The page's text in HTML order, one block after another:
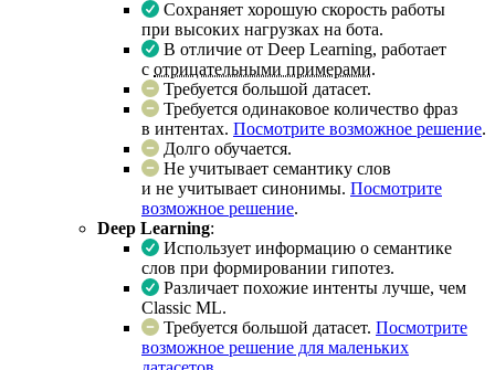
Сохраняет хорошую скорость работы
при высоких нагрузках на бота.
В отличие от Deep Learning, работает
с отрицательными примерами.
Требуется большой датасет.
Требуется одинаковое количество фраз
в интентах. Посмотрите возможное решение.
Долго обучается.
Не учитывает семантику слов
и не учитывает синонимы. Посмотрите
возможное решение.
Deep Learning:
Использует информацию о семантике
слов при формировании гипотез.
Различает похожие интенты лучше, чем
Classic ML.
Требуется большой датасет. Посмотрите
возможное решение для маленьких